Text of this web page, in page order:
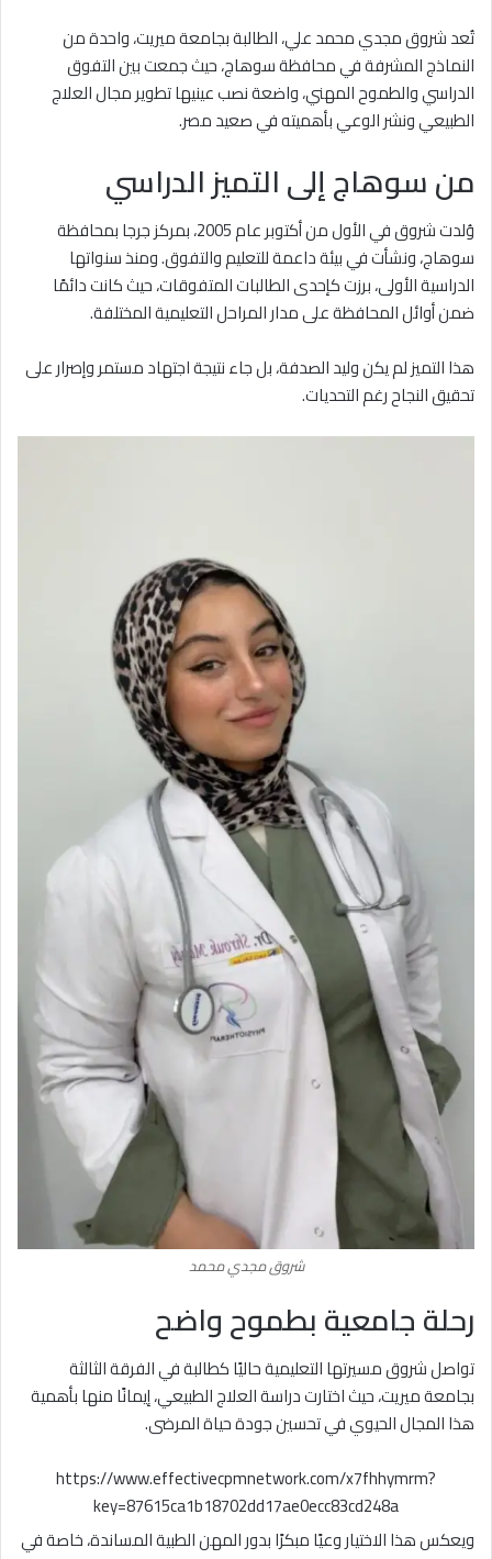
تُعد شروق مجدي محمد علي، الطالبة بجامعة ميريت، واحدة من
النماذج المشرفة في محافظة سوهاج، حيث جمعت بين التفوق
الدراسي والطموح المهني، واضعة نصب عينيها تطوير مجال العلاج
الطبيعي ونشر الوعي بأهميته في صعيد مصر.
من سوهاج إلى التميز الدراسي
وُلدت شروق في الأول من أكتوبر عام 2005، بمركز جرجا بمحافظة
سوهاج، ونشأت في بيئة داعمة للتعليم والتفوق. ومنذ سنواتها
الدراسية الأولى، برزت كإحدى الطالبات المتفوقات، حيث كانت دائمًا
ضمن أوائل المحافظة على مدار المراحل التعليمية المختلفة.
هذا التميز لم يكن وليد الصدفة، بل جاء نتيجة اجتهاد مستمر وإصرار على
تحقيق النجاح رغم التحديات.
شروق مجدي محمد
رحلة جامعية بطموح واضح
تواصل شروق مسيرتها التعليمية حاليًا كطالبة في الفرقة الثالثة
بجامعة ميريت، حيث اختارت دراسة العلاج الطبيعي، إيمانًا منها بأهمية
هذا المجال الحيوي في تحسين جودة حياة المرضى.
https://www.effectivecpmnetwork.com/x7fhhymrm?
key=87615ca1b18702dd17ae0ecc83cd248a
ويعكس هذا الاختيار وعيًا مبكرًا بدور المهن الطبية المساندة، خاصة في